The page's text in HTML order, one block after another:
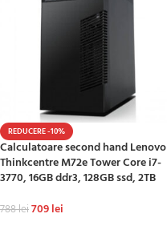
REDUCERE -10%
Calculatoare second hand Lenovo
Thinkcentre M72e Tower Core i7-
3770, 16GB ddr3, 128GB ssd, 2TB
788lei709lei